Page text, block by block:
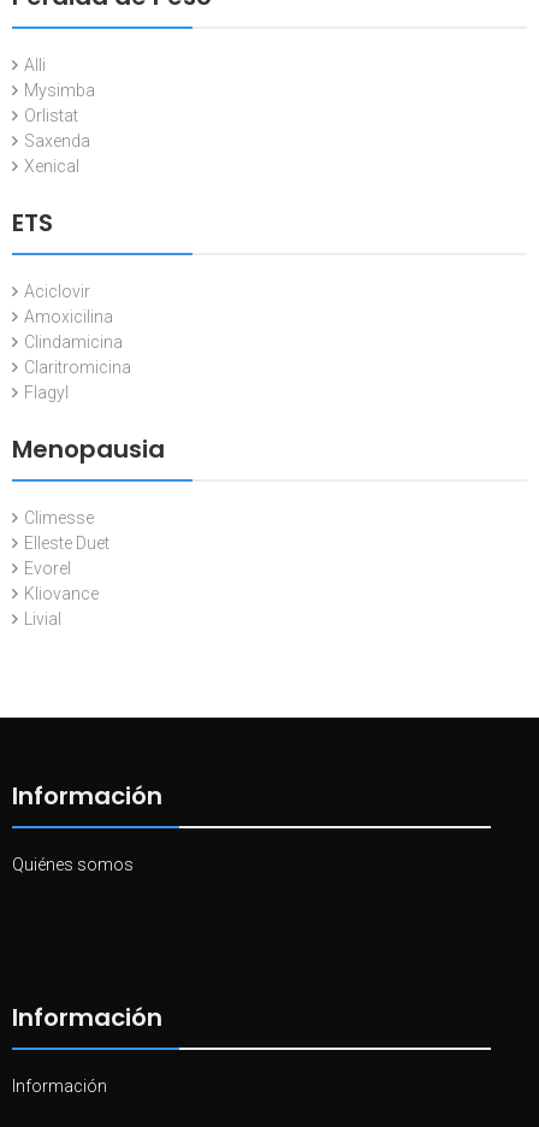
Alli
Mysimba
Orlistat
Saxenda
Xenical
ETS
Aciclovir
Amoxicilina
Clindamicina
Claritromicina
Flagyl
Menopausia
Climesse
Elleste Duet
Evorel
Kliovance
Livial
Información
Quiénes somos
Información
Información